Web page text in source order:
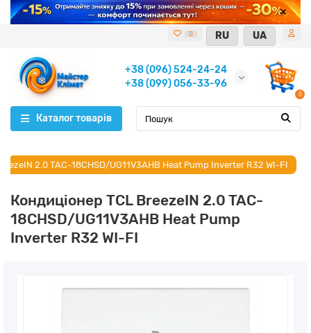
0 RU UA
+38 (096) 524-24-24
+38 (099) 056-33-96
0
Каталог товарів
2.0 TAC-18CHSD/UG11V3AHB Heat Pump Inverter R32 WI-FI
Кондиціонер TCL BreezeIN 2.0 TAC-
18CHSD/UG11V3AHB Heat Pump
Inverter R32 WI-FI